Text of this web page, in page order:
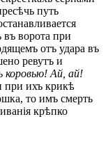
путь
ворота при
отъ удара въ
ревутъ и
коровью! Ай, ай!
при ихъ крикѣ
то имъ смерть
крѣпко